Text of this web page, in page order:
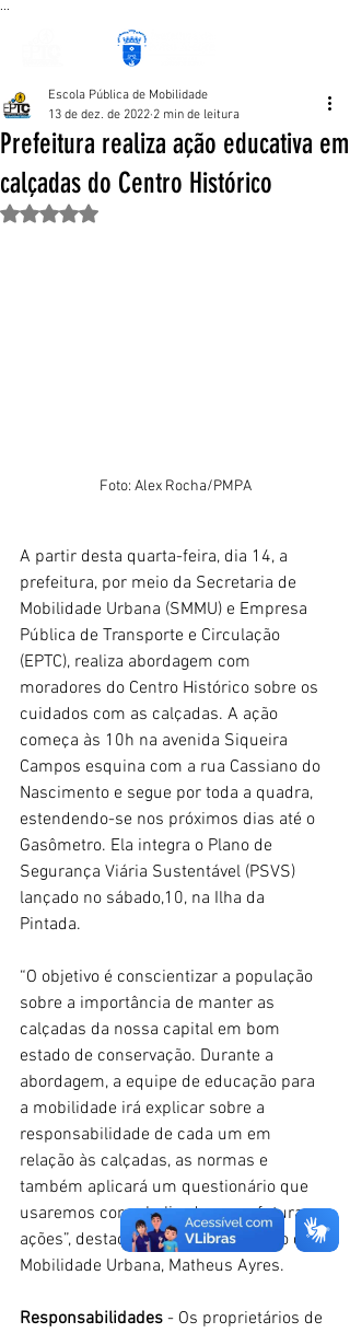
Prefeitura realiza ação educativa em
calçadas do Centro Histórico
Escola Pública de Mobilidade
13 de dez. de 2022 2 min de leitura
Avaliado com NaN de 5 estrelas.
Foto: Alex Rocha/PMPA
A partir desta quarta-feira, dia 14, a
prefeitura, por meio da Secretaria de
Mobilidade Urbana (SMMU) e Empresa
Pública de Transporte e Circulação
(EPTC), realiza abordagem com
moradores do Centro Histórico sobre os
cuidados com as calçadas. A ação
começa às 10h na avenida Siqueira
Campos esquina com a rua Cassiano do
Nascimento e segue por toda a quadra,
estendendo-se nos próximos dias até o
Gasômetro. Ela integra o Plano de
Segurança Viária Sustentável (PSVS)
lançado no sábado,10, na Ilha da
Pintada.
“O objetivo é conscientizar a população
sobre a importância de manter as
calçadas da nossa capital em bom
estado de conservação. Durante a
abordagem, a equipe de educação para
a mobilidade irá explicar sobre a
responsabilidade de cada um em
relação às calçadas, as normas e
também aplicará um questionário que
usaremos como balizador para futuras
ações”, destaca o secretário adjunto de
Mobilidade Urbana, Matheus Ayres.
Responsabilidades - Os proprietários de